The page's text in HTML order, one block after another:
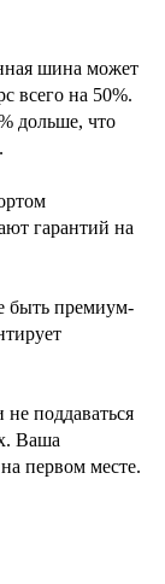
шина может
всего на 50%.
дольше, что
гарантий на
премиум-
поддаваться
Ваша
первом месте.